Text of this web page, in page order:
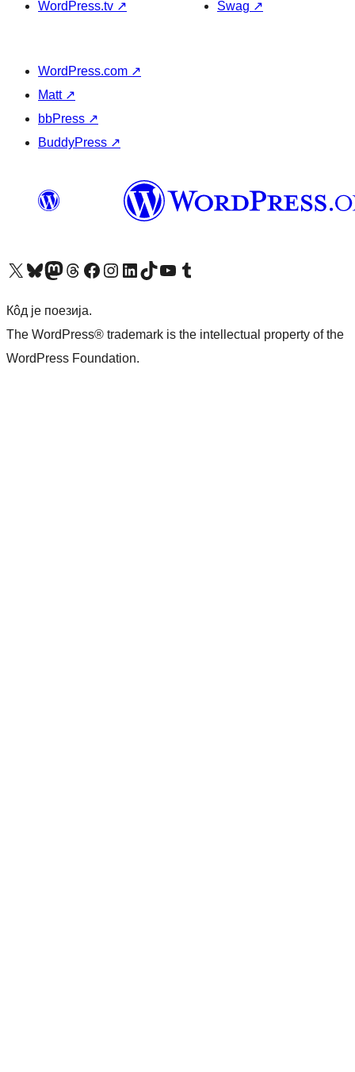
WordPress.tv ↗
Swag ↗
WordPress.com ↗
Matt ↗
bbPress ↗
BuddyPress ↗
Visit our X (formerly Twitter) account
Посетите наш Bluesky налог
Visit our Mastodon account
Посетите наш налог на Threads-у Visit our Facebook pageПосетите наш Инстаграм налог
Visit our LinkedIn account
Посетите наш TikTok налог
Visit our YouTube channel
Посетите наш Tumblr налог
Кôд је поезија.
The WordPress® trademark is the intellectual property of the
WordPress Foundation.